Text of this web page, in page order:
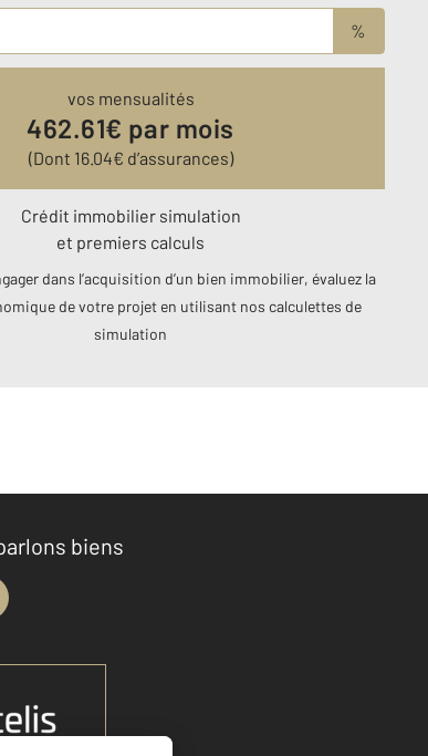
%
vos mensualités
462.61€ par mois
(Dont 16.04€ d’assurances)
Crédit immobilier simulation
et premiers calculs
dans l’acquisition d’un bien immobilier, évaluez la
de votre projet en utilisant nos calculettes de
simulation
biens